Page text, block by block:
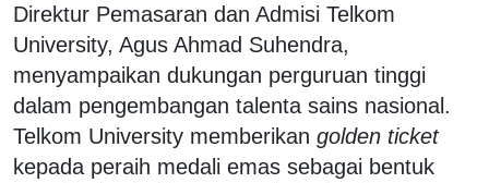
Direktur Pemasaran dan Admisi Telkom
University, Agus Ahmad Suhendra,
menyampaikan dukungan perguruan tinggi
dalam pengembangan talenta sains nasional.
Telkom University memberikan golden ticket
kepada peraih medali emas sebagai bentuk